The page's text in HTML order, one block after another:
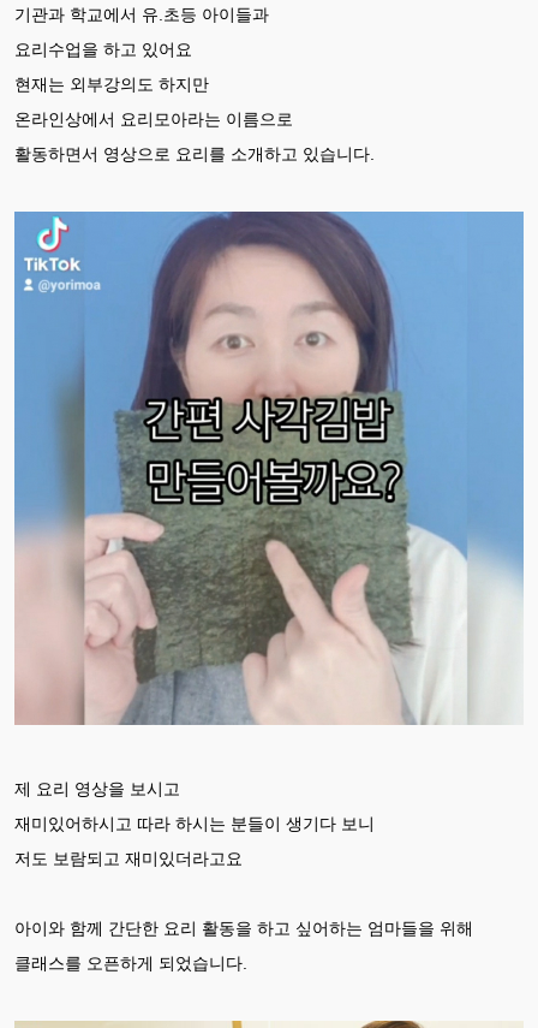
기관과 학교에서 유.초등 아이들과
요리수업을 하고 있어요
현재는 외부강의도 하지만
온라인상에서 요리모아라는 이름으로
활동하면서 영상으로 요리를 소개하고 있습니다.
제 요리 영상을 보시고
재미있어하시고 따라 하시는 분들이 생기다 보니
저도 보람되고 재미있더라고요
아이와 함께 간단한 요리 활동을 하고 싶어하는 엄마들을 위해
클래스를 오픈하게 되었습니다.